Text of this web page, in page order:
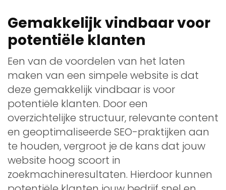
Gemakkelijk vindbaar voor
potentiële klanten
Een van de voordelen van het laten
maken van een simpele website is dat
deze gemakkelijk vindbaar is voor
potentiële klanten. Door een
overzichtelijke structuur, relevante content
en geoptimaliseerde SEO-praktijken aan
te houden, vergroot je de kans dat jouw
website hoog scoort in
zoekmachineresultaten. Hierdoor kunnen